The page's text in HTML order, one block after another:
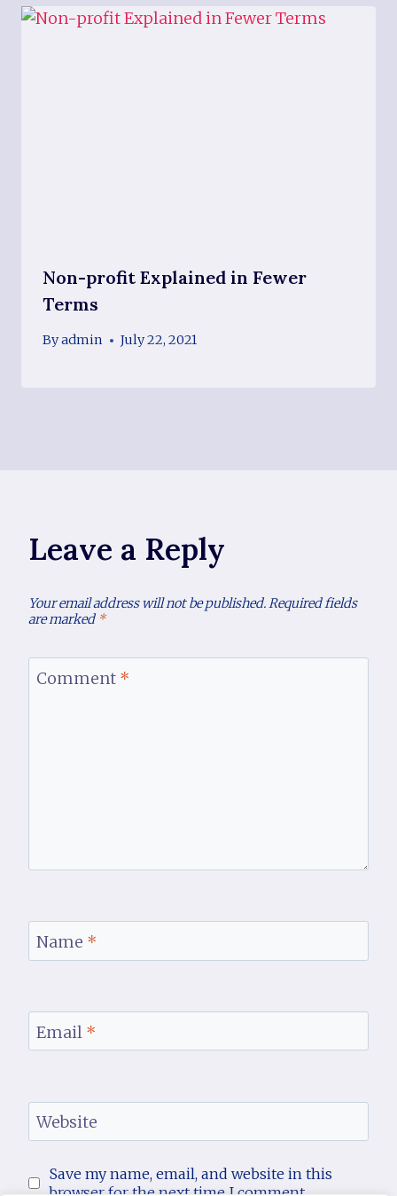
Non-profit Explained in Fewer
Terms
Byadmin July 22, 2021
Leave a Reply
Your email address will not be published.Required fields
are marked *
Comment *
Name *
Email *
Website
Save my name, email, and website in this
browser for the next time I comment.